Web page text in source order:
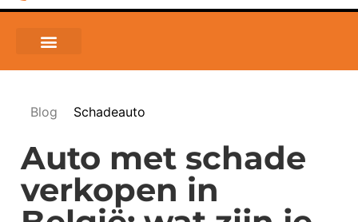
Blog Schadeauto
Auto met schade
verkopen in